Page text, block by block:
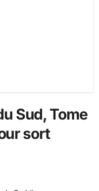
Sud, Tome
sort